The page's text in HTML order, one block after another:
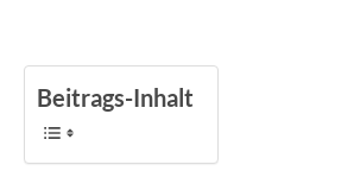
Beitrags-Inhalt